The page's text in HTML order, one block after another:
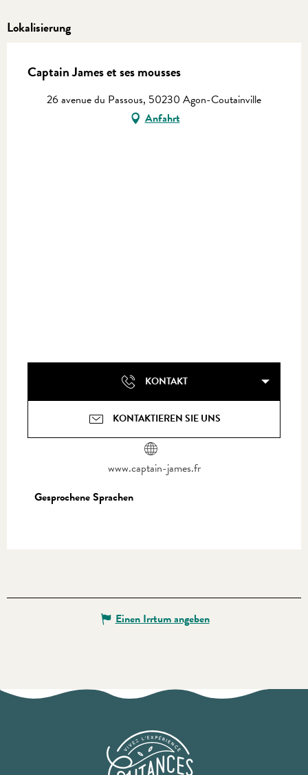
Lokalisierung
Captain James et ses mousses
26 avenue du Passous, 50230 Agon-Coutainville
Anfahrt
KONTAKT
KONTAKTIEREN SIE UNS
www.captain-james.fr
Gesprochene Sprachen
Gesprochene Sprachen
Einen Irrtum angeben